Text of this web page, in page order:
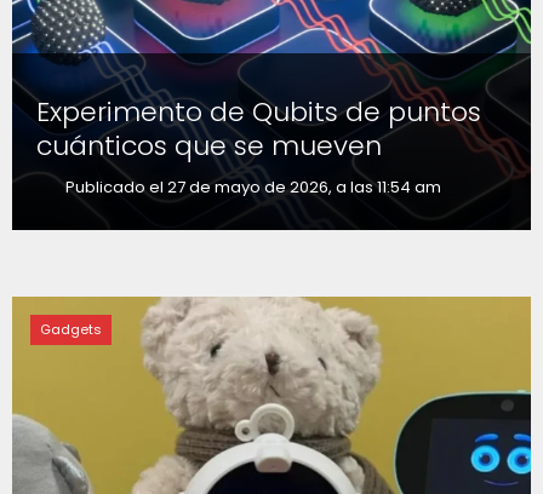
Experimento de Qubits de puntos
cuánticos que se mueven
Publicado el 27 de mayo de 2026, a las 11:54 am
Gadgets